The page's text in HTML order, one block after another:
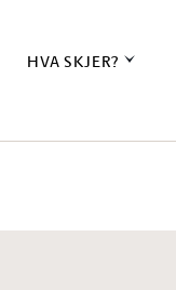
HVA SKJER?